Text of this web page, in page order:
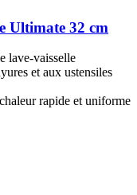
Ultimate 32 cm
lave-vaisselle
et aux ustensiles
rapide et uniforme